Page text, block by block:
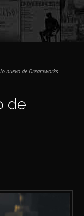
lo nuevo de Dreamworks
de